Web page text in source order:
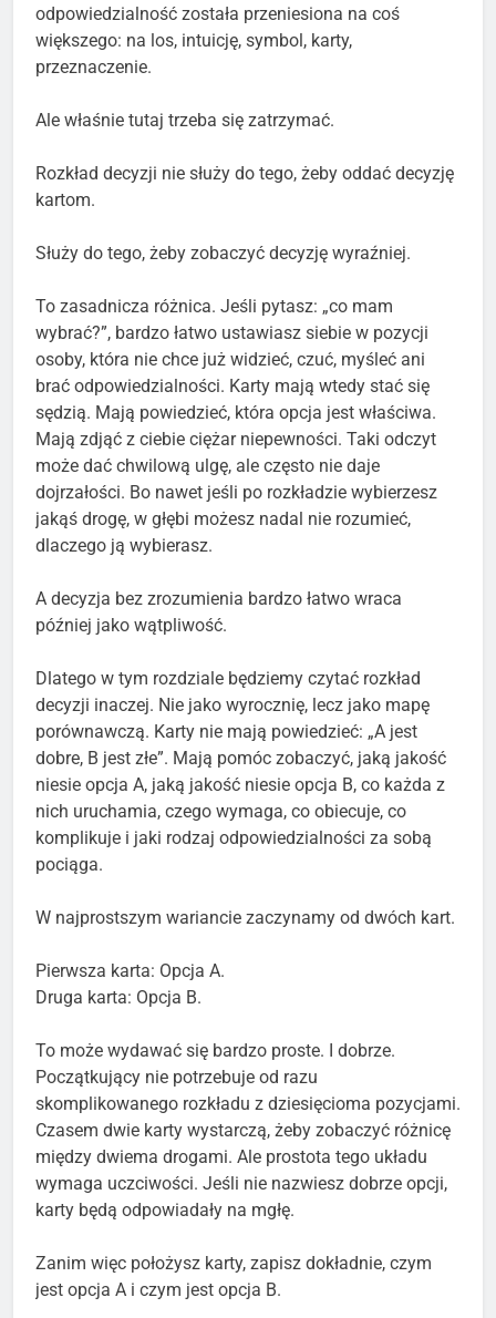
odpowiedzialność została przeniesiona na coś
większego: na los, intuicję, symbol, karty,
przeznaczenie.
Ale właśnie tutaj trzeba się zatrzymać.
Rozkład decyzji nie służy do tego, żeby oddać decyzję
kartom.
Służy do tego, żeby zobaczyć decyzję wyraźniej.
To zasadnicza różnica. Jeśli pytasz: „co mam
wybrać?”, bardzo łatwo ustawiasz siebie w pozycji
osoby, która nie chce już widzieć, czuć, myśleć ani
brać odpowiedzialności. Karty mają wtedy stać się
sędzią. Mają powiedzieć, która opcja jest właściwa.
Mają zdjąć z ciebie ciężar niepewności. Taki odczyt
może dać chwilową ulgę, ale często nie daje
dojrzałości. Bo nawet jeśli po rozkładzie wybierzesz
jakąś drogę, w głębi możesz nadal nie rozumieć,
dlaczego ją wybierasz.
A decyzja bez zrozumienia bardzo łatwo wraca
później jako wątpliwość.
Dlatego w tym rozdziale będziemy czytać rozkład
decyzji inaczej. Nie jako wyrocznię, lecz jako mapę
porównawczą. Karty nie mają powiedzieć: „A jest
dobre, B jest złe”. Mają pomóc zobaczyć, jaką jakość
niesie opcja A, jaką jakość niesie opcja B, co każda z
nich uruchamia, czego wymaga, co obiecuje, co
komplikuje i jaki rodzaj odpowiedzialności za sobą
pociąga.
W najprostszym wariancie zaczynamy od dwóch kart.
Pierwsza karta: Opcja A.
Druga karta: Opcja B.
To może wydawać się bardzo proste. I dobrze.
Początkujący nie potrzebuje od razu
skomplikowanego rozkładu z dziesięcioma pozycjami.
Czasem dwie karty wystarczą, żeby zobaczyć różnicę
między dwiema drogami. Ale prostota tego układu
wymaga uczciwości. Jeśli nie nazwiesz dobrze opcji,
karty będą odpowiadały na mgłę.
Zanim więc położysz karty, zapisz dokładnie, czym
jest opcja A i czym jest opcja B.